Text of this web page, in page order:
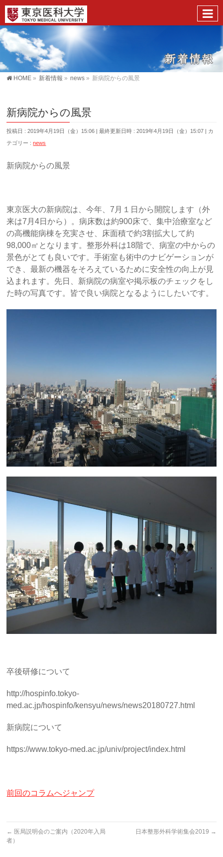
HOME » 新着情報 » news » 新病院からの風景
新病院からの風景
投稿日 : 2019年4月19日（金）15:06 最終更新日時 : 2019年4月19日（金）15:07
カ
テゴリー :news
新病院からの風景
東京医大の新病院は、今年、7月１日から開院します（外
来は7月4日から）。病床数は約900床で、集中治療室など
の高機能病棟を充実させ、床面積で約3割拡大して約
98,000㎡となります。整形外科は18階で、病室の中からの
景色がとても良いです。手術室も術中のナビゲーションが
でき、最新の機器をそろえているために安全性の向上が見
込まれます。先日、新病院の病室や掲示板のチェックをし
た時の写真です。皆で良い病院となるようにしたいです。
卒後研修について
http://hospinfo.tokyo-
med.ac.jp/hospinfo/kensyu/news/news20180727.html
新病院について
https://www.tokyo-med.ac.jp/univ/project/index.html
前回のコラムへジャンプ
← 医局説明会のご案内（2020年入局
者）
日本整形外科学術集会2019 →